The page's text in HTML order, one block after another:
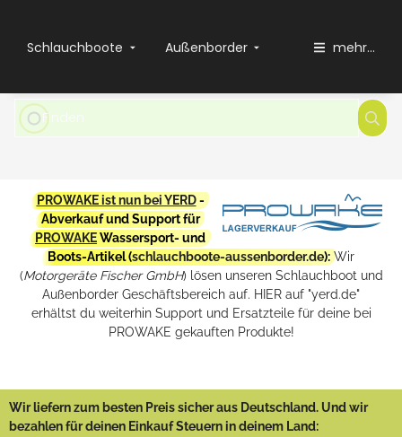
Schlauchboote Außenborder mehr...
PROWAKE ist nun bei YERD-
Abverkauf und Support für
PROWAKEWassersport- und
Boots-Artikel (schlauchboote-aussenborder.de): Wir
(Motorgeräte Fischer GmbH) lösen unseren Schlauchboot und
Außenborder Geschäftsbereich auf. HIER auf "yerd.de"
erhältst du weiterhin Support und Ersatzteile für deine bei
PROWAKE gekauften Produkte!
Wir liefern zum besten Preis sicher aus Deutschland. Und wir
bezahlen für deinen Einkauf Steuern in deinem Land: